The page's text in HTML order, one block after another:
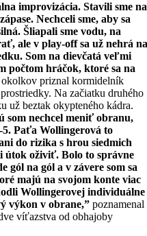
improvizácia. Stavili sme na
Nechceli sme, aby sa
Šliapali sme vodu, na
ale v play-off sa už nehrá na
Som na dievčatá veľmi
počtom hráčok, ktoré sa na
okolkov priznal kormidelník
Na začiatku druhého
už beztak okypteného kádra.
som nechcel meniť obranu,
5. Paťa Wollingerová to
do rizika s hrou siedmich
útok oživiť. Bolo to správne
gól na gól a v závere som sa
majú na svojom konte viac
Wollingerovej individuálne
výkon v obrane,” poznamenal
víťazstva od obhajoby